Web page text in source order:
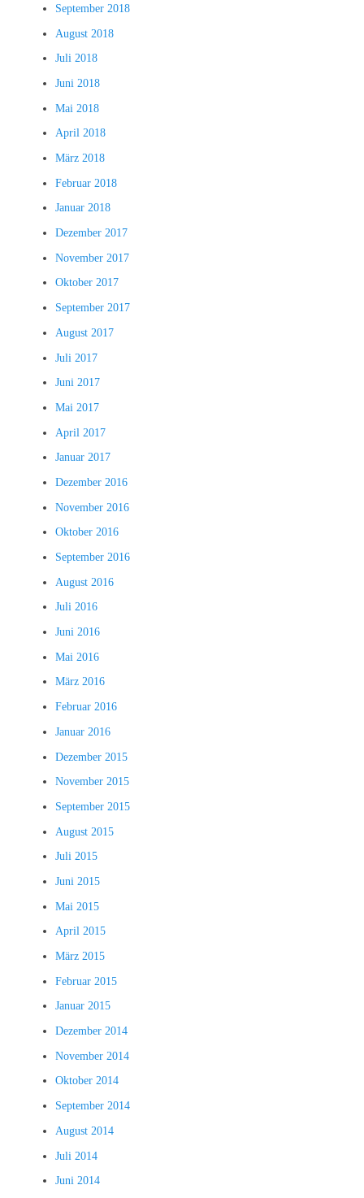
September 2018
August 2018
Juli 2018
Juni 2018
Mai 2018
April 2018
März 2018
Februar 2018
Januar 2018
Dezember 2017
November 2017
Oktober 2017
September 2017
August 2017
Juli 2017
Juni 2017
Mai 2017
April 2017
Januar 2017
Dezember 2016
November 2016
Oktober 2016
September 2016
August 2016
Juli 2016
Juni 2016
Mai 2016
März 2016
Februar 2016
Januar 2016
Dezember 2015
November 2015
September 2015
August 2015
Juli 2015
Juni 2015
Mai 2015
April 2015
März 2015
Februar 2015
Januar 2015
Dezember 2014
November 2014
Oktober 2014
September 2014
August 2014
Juli 2014
Juni 2014